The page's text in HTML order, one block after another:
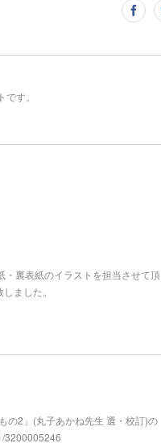
す。
裏表紙のイラストを担当させて頂
ました。
2」(丸子あかね先生 選・校訂)の
3200005246